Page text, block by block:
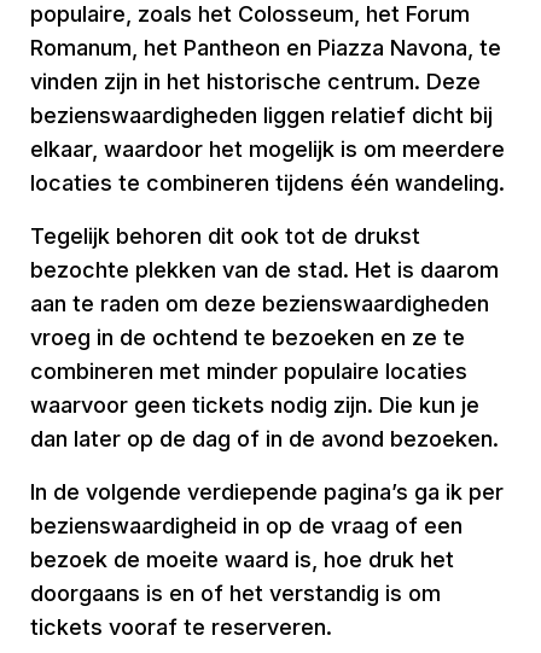
populaire, zoals het Colosseum, het Forum
Romanum, het Pantheon en Piazza Navona, te
vinden zijn in het historische centrum. Deze
bezienswaardigheden liggen relatief dicht bij
elkaar, waardoor het mogelijk is om meerdere
locaties te combineren tijdens één wandeling.
Tegelijk behoren dit ook tot de drukst
bezochte plekken van de stad. Het is daarom
aan te raden om deze bezienswaardigheden
vroeg in de ochtend te bezoeken en ze te
combineren met minder populaire locaties
waarvoor geen tickets nodig zijn. Die kun je
dan later op de dag of in de avond bezoeken.
In de volgende verdiepende pagina’s ga ik per
bezienswaardigheid in op de vraag of een
bezoek de moeite waard is, hoe druk het
doorgaans is en of het verstandig is om
tickets vooraf te reserveren.